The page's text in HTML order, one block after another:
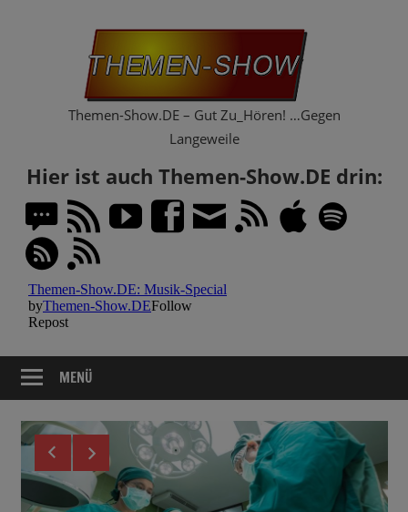
Themen-Show.DE – Gut Zu_Hören! …Gegen
Langeweile
Hier ist auch Themen-Show.DE drin:
MENÜ